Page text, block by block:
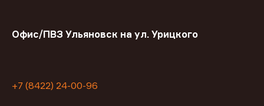
Офис/ПВЗ Ульяновск на ул. Урицкого
+7 (8422) 24-00-96